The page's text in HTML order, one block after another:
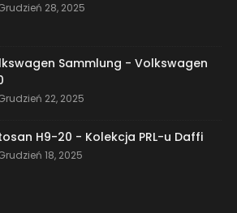
28, 2025
Sammlung - Volkswagen
22, 2025
H9-20 - Kolekcja PRL-u Daffi
18, 2025